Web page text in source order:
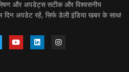
और अपडेट्स सटीक और विश्वसनीय
दिन अपडेट रहें, सिर्फ डेली इंडिया खबर के साथ!